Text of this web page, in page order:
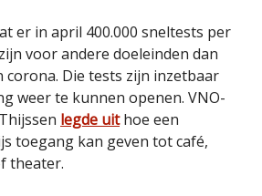
er in april 400.000 sneltests per
voor andere doeleinden dan
corona. Die tests zijn inzetbaar
weer te kunnen openen. VNO-
legde uithoe een
toegang kan geven tot café,
theater.